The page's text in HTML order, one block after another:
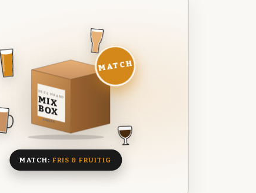
DEZE MAAND
MIX
BOX
8 BIEREN
MATCH
MATCH: FRIS & FRUITIG